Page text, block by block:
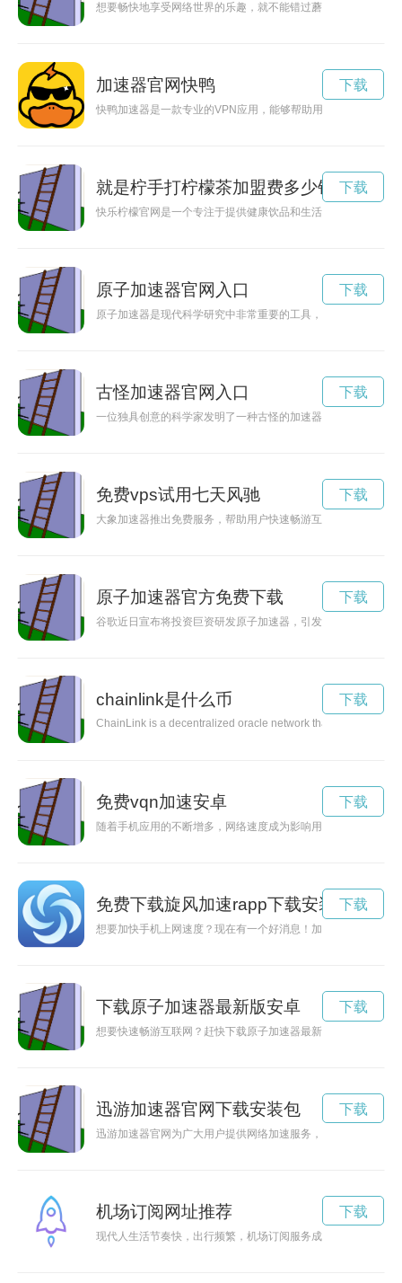
想要畅快地享受网络世界的乐趣，就不能错过蘑菇加速器2024
加速器官网快鸭
快鸭加速器是一款专业的VPN应用，能够帮助用户快速、稳定
下载
就是柠手打柠檬茶加盟费多少钱
快乐柠檬官网是一个专注于提供健康饮品和生活方式信息的网
下载
原子加速器官网入口
原子加速器是现代科学研究中非常重要的工具，其官网为我们
下载
古怪加速器官网入口
一位独具创意的科学家发明了一种古怪的加速器，引起了众人
下载
免费vps试用七天风驰
大象加速器推出免费服务，帮助用户快速畅游互联网世界，提升
下载
原子加速器官方免费下载
谷歌近日宣布将投资巨资研发原子加速器，引发科技界热议。
下载
chainlink是什么币
ChainLink is a decentralized oracle network that connects
下载
免费vqn加速安卓
随着手机应用的不断增多，网络速度成为影响用户体验的重要
下载
免费下载旋风加速rapp下载安装
想要加快手机上网速度？现在有一个好消息！加速器安卓版现
下载
下载原子加速器最新版安卓
想要快速畅游互联网？赶快下载原子加速器最新版，享受极速
下载
迅游加速器官网下载安装包
迅游加速器官网为广大用户提供网络加速服务，让您轻松畅享
下载
机场订阅网址推荐
现代人生活节奏快，出行频繁，机场订阅服务成为了让旅客省
下载